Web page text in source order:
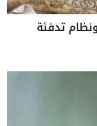
تدفئة